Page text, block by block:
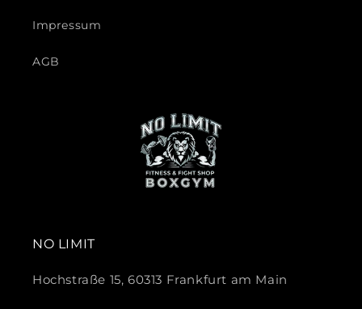
Impressum
AGB
NO LIMIT
Hochstraße 15, 60313 Frankfurt am Main